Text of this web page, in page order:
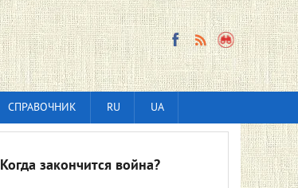
СПРАВОЧНИК RU UA
Когда закончится война?